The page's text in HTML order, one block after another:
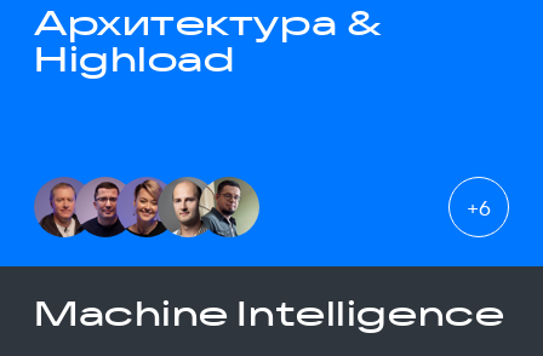
Архитектура &
Highload
+6
Machine Intelligence